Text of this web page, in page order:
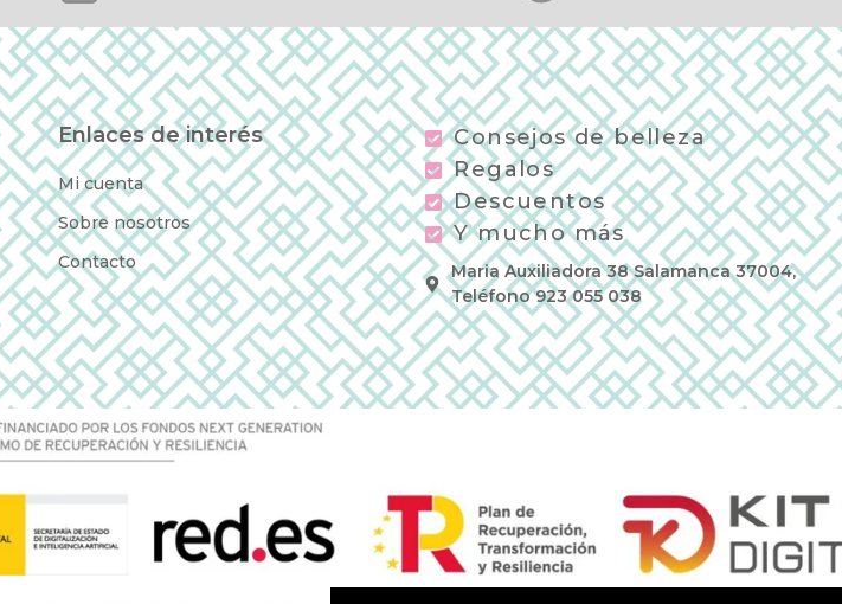
Enlaces de interés
Mi cuenta
Sobre nosotros
Contacto
Consejos de belleza
Regalos
Descuentos
Y mucho más
Maria Auxiliadora 38 Salamanca 37004,
Teléfono 923 055 038